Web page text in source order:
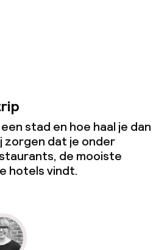
stad en hoe haal je dan
zorgen dat je onder
de mooiste
hotels vindt.